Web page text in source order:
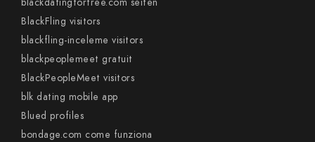
BlackFling visitors
blackfling-inceleme visitors
blackpeoplemeet gratuit
BlackPeopleMeet visitors
blk dating mobile app
Blued profiles
bondage.com come funziona